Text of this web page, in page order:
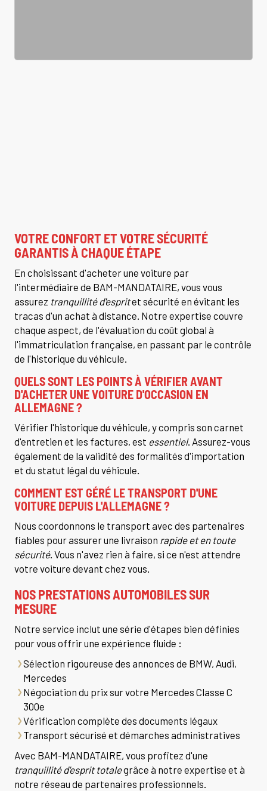
VOTRE CONFORT ET VOTRE SÉCURITÉ
GARANTIS À CHAQUE ÉTAPE
En choisissant d'acheter une voiture par
l'intermédiaire de BAM-MANDATAIRE, vous vous
assurez tranquillité d'espritet sécurité en évitant les
tracas d'un achat à distance. Notre expertise couvre
chaque aspect, de l'évaluation du coût global à
l'immatriculation française, en passant par le contrôle
de l'historique du véhicule.
QUELS SONT LES POINTS À VÉRIFIER AVANT
D'ACHETER UNE VOITURE D'OCCASION EN
ALLEMAGNE ?
Vérifier l'historique du véhicule, y compris son carnet
d'entretien et les factures, est essentiel. Assurez-vous
également de la validité des formalités d'importation
et du statut légal du véhicule.
COMMENT EST GÉRÉ LE TRANSPORT D'UNE
VOITURE DEPUIS L'ALLEMAGNE ?
Nous coordonnons le transport avec des partenaires
fiables pour assurer une livraison rapide et en toute
sécurité. Vous n'avez rien à faire, si ce n'est attendre
votre voiture devant chez vous.
NOS PRESTATIONS AUTOMOBILES SUR
MESURE
Notre service inclut une série d'étapes bien définies
pour vous offrir une expérience fluide :
Sélection rigoureuse des annonces de BMW, Audi,
Mercedes
Négociation du prix sur votre Mercedes Classe C
300e
Vérification complète des documents légaux
Transport sécurisé et démarches administratives
Avec BAM-MANDATAIRE, vous profitez d'une
tranquillité d'esprit totalegrâce à notre expertise et à
notre réseau de partenaires professionnels.